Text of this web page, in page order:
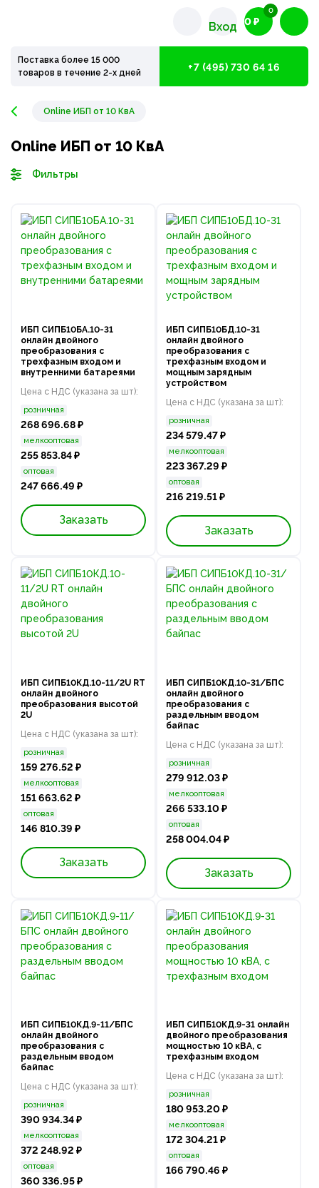
Вход 0 ₽
0
Поставка более 15 000
товаров в течение 2-х дней
+7 (495) 730 64 16
Online ИБП от 10 КвА
Online ИБП от 10 КвА
Фильтры
ИБП СИПБ10БА.10-31
онлайн двойного
преобразования с
трехфазным входом и
внутренними батареями
Цена с НДС (указана за шт):
розничная
268 696.68 ₽
мелкооптовая
255 853.84 ₽
оптовая
247 666.49 ₽
Заказать
ИБП СИПБ10БД.10-31
онлайн двойного
преобразования с
трехфазным входом и
мощным зарядным
устройством
Цена с НДС (указана за шт):
розничная
234 579.47 ₽
мелкооптовая
223 367.29 ₽
оптовая
216 219.51 ₽
Заказать
ИБП СИПБ10КД.10-11/2U RT
онлайн двойного
преобразования высотой
2U
Цена с НДС (указана за шт):
розничная
159 276.52 ₽
мелкооптовая
151 663.62 ₽
оптовая
146 810.39 ₽
Заказать
ИБП СИПБ10КД.10-31/БПС
онлайн двойного
преобразования с
раздельным вводом
байпас
Цена с НДС (указана за шт):
розничная
279 912.03 ₽
мелкооптовая
266 533.10 ₽
оптовая
258 004.04 ₽
Заказать
ИБП СИПБ10КД.9-11/БПС
онлайн двойного
преобразования с
раздельным вводом
байпас
Цена с НДС (указана за шт):
розничная
390 934.34 ₽
мелкооптовая
372 248.92 ₽
оптовая
360 336.95 ₽
ИБП СИПБ10КД.9-31 онлайн
двойного преобразования
мощностью 10 кВА, с
трехфазным входом
Цена с НДС (указана за шт):
розничная
180 953.20 ₽
мелкооптовая
172 304.21 ₽
оптовая
166 790.46 ₽